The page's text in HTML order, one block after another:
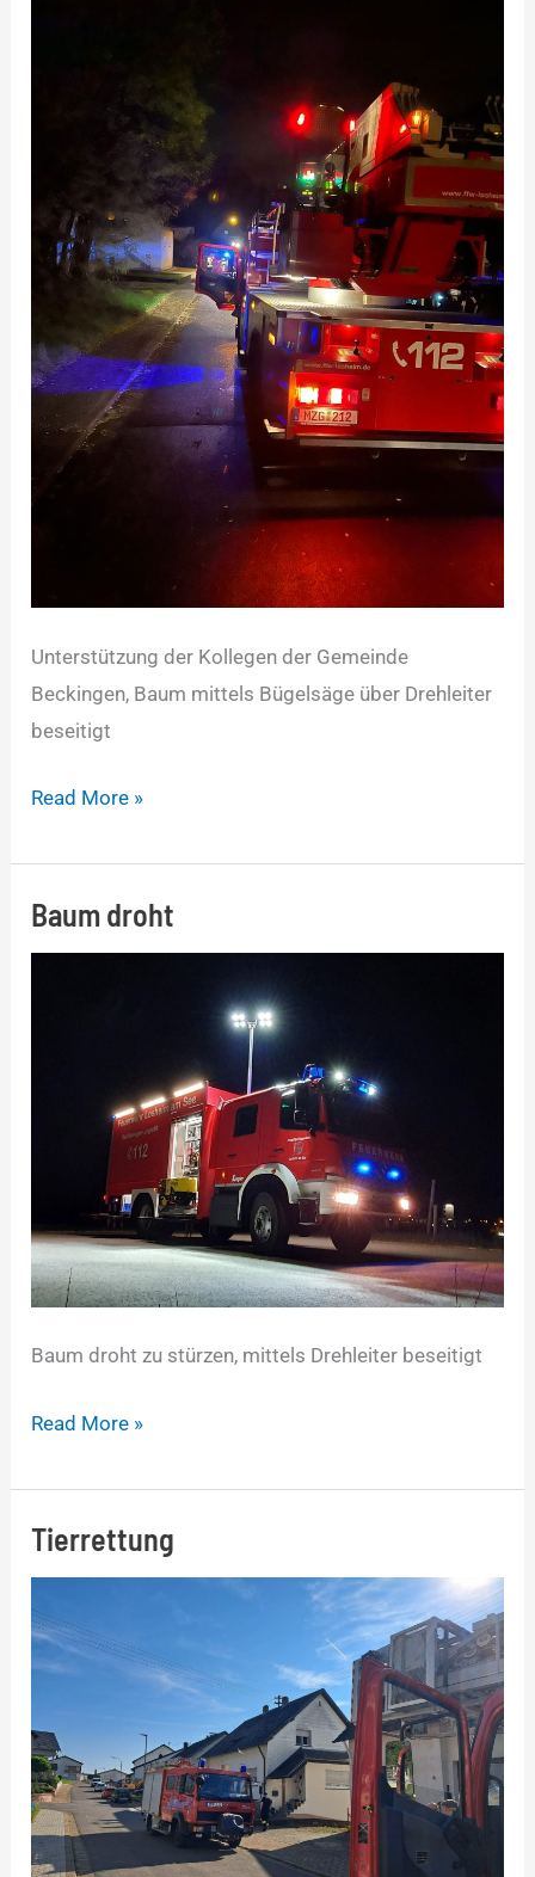
Unterstützung der Kollegen der Gemeinde
Beckingen, Baum mittels Bügelsäge über Drehleiter
beseitigt
Read More »
Baum droht
Baum droht zu stürzen, mittels Drehleiter beseitigt
Baum
droht
Read More »
Tierrettung
Tierrettung